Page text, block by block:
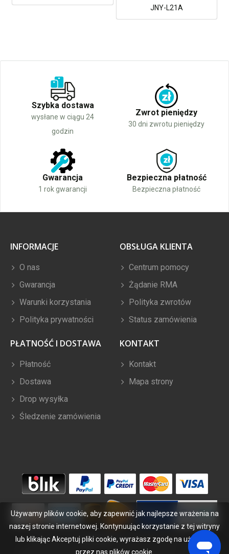
JNY-L21A
Szybka dostawa
wysłane w ciągu 24
godzin
Zwrot pieniędzy
30 dni zwrotu pieniędzy
Gwarancja
1 rok gwarancji
Bezpieczna płatność
Bezpieczna płatność
INFORMACJE
O nas
Gwarancja
Warunki korzystania
Polityka prywatności
OBSŁUGA KLIENTA
Centrum pomocy
Żądanie RMA
Polityka zwrotów
Status zamówienia
PŁATNOŚĆ I DOSTAWA
Płatność
Dostawa
Drop wysyłka
Śledzenie zamówienia
KONTAKT
Kontakt
Mapa strony
Copyright ©2026 bateriabuy.pl. Wszelkie prawa zastrzeżone.
Wyznaczone znaki handlowe i marki są własnością ich właścicieli.
Używamy plików cookie, aby zapewnić jak najlepsze wrażenia na
naszej stronie internetowej. Kontynuując korzystanie z tej witryny
lub klikając Akceptuj pliki cookie, wyrażasz zgodę na używanie
przez nas plików cookie.